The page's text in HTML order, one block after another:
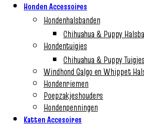
Honden Accessoires
Hondenhalsbanden
Chihuahua & Puppy
Hondentuigjes
Chihuahua & Puppy Tuigjes
Windhond Galgo en Whippet
Hondenriemen
Poepzakjeshouders
Hondenpenningen
Katten Accesoires